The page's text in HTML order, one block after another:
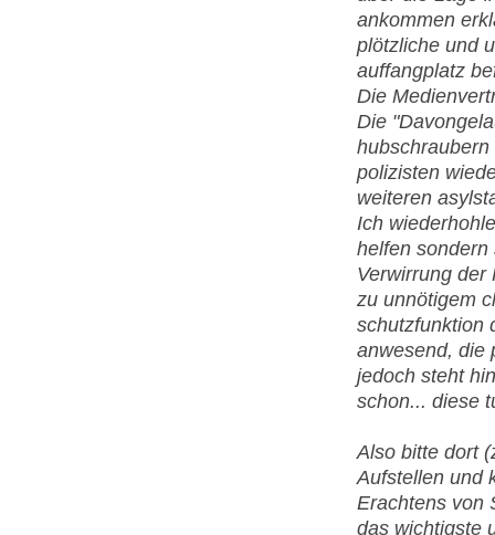
ankommen
plötzliche und
auffangplatz
Die
Die
polizisten
weiteren
Ich
helfen sondern
Verwirrung der
zu unnötigem
schutzfunktion
anwesend, die
jedoch steht
schon... diese
Also bitte dort
Aufstellen und
Erachtens von
das wichtigste